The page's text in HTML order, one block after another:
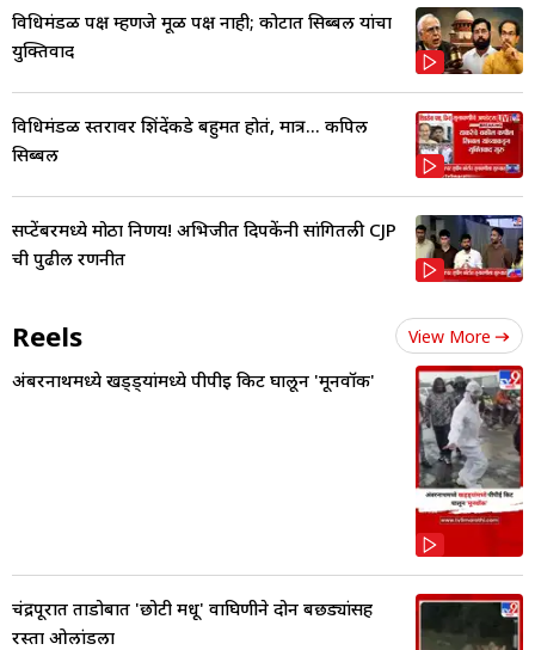
विधिमंडळ पक्ष म्हणजे मूळ पक्ष नाही; कोर्टात सिब्बल यांचा
युक्तिवाद
विधिमंडळ स्तरावर शिंदेंकडे बहुमत होतं, मात्र... कपिल
सिब्बल
सप्टेंबरमध्ये मोठा निर्णय! अभिजीत दिपकेंनी सांगितली CJP
ची पुढील रणनीत
Reels View More
अंबरनाथमध्ये खड्ड्यांमध्ये पीपीई किट घालून 'मूनवॉक'
चंद्रपूरात ताडोबात 'छोटी मधू' वाघिणीने दोन बछड्यांसह
रस्ता ओलांडला